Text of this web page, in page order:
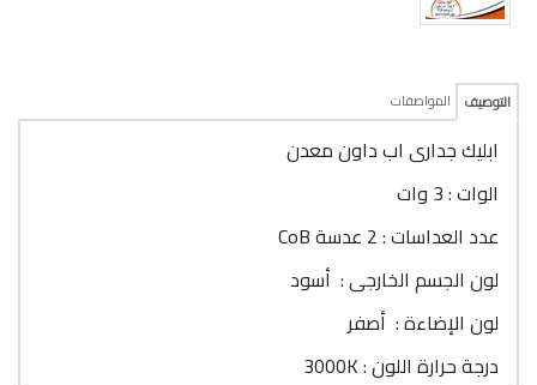
التوصيف المواصفات
ابليك جدارى اب داون معدن
الوات : 3 وات
عدد العداسات : 2 عدسة CoB
لون الجسم الخارجى : أسود
لون الإضاءة : أصفر
درجة حرارة اللون : 3000K